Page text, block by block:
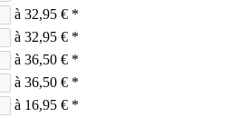
à 32,95 € *
à 32,95 € *
à 36,50 € *
à 36,50 € *
à 16,95 € *